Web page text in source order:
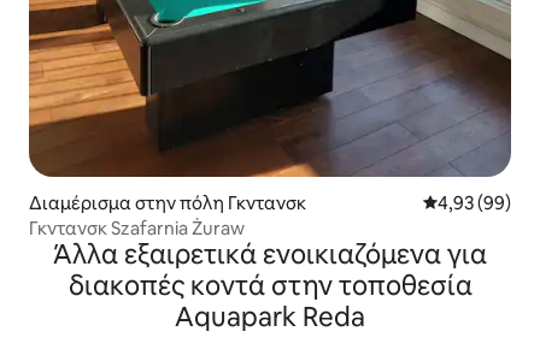
Διαμέρισμα στην πόλη Γκντανσκ Μέση
4,93 (99)
Γκντανσκ Szafarnia Żuraw
Άλλα εξαιρετικά ενοικιαζόμενα για
διακοπές κοντά στην τοποθεσία
Aquapark Reda